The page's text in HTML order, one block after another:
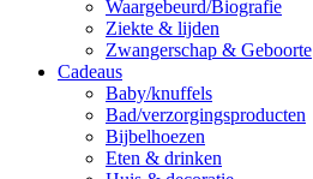
Waargebeurd/Biografie
Ziekte & lijden
Zwangerschap & Geboorte
Cadeaus
Baby/knuffels
Bad/verzorgingsproducten
Bijbelhoezen
Eten & drinken